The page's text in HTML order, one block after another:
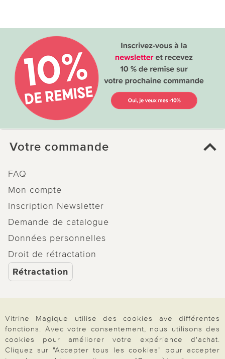
Votre commande
FAQ
Mon compte
Inscription Newsletter
Demande de catalogue
Données personnelles
Droit de rétractation
Rétractation
Paiement & Livraison
Vitrine Magique utilise des cookies ave différentes
fonctions. Avec votre consentement, nous utilisons des
cookies pour améliorer votre expérience d'achat.
Cliquez sur "Accepter tous les cookies" pour accepter